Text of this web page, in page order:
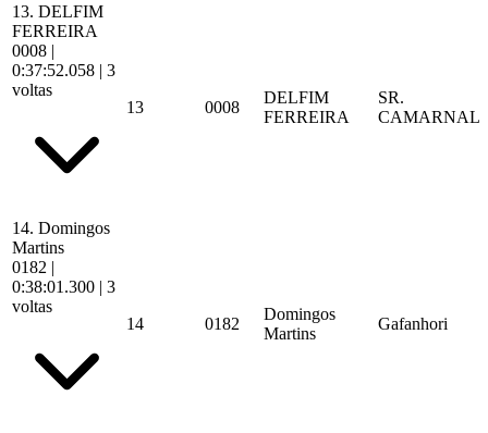
13. DELFIM
FERREIRA
0008 |
0:37:52.058 | 3
voltas
13
0008
DELFIM
FERREIRA
SR.
CAMARNAL
14. Domingos
Martins
0182 |
0:38:01.300 | 3
voltas
14
0182
Domingos
Martins
Gafanhori